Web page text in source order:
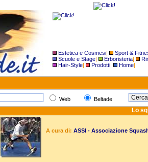
Estetica e Cosmesi| Sport &
Scuole e Stage| Erboristeria|
Hair-Style| Prodotti| Home|
Web Beltade
Lo
A cura di: ASSI - Associazione